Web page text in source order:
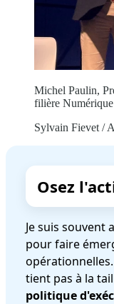
Michel Paulin,
filière
Sylvain Fievet /
Osez
Je suis souvent
pour faire
tient pas à la
politique